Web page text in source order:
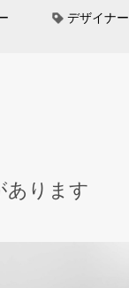
デザイナー
あります